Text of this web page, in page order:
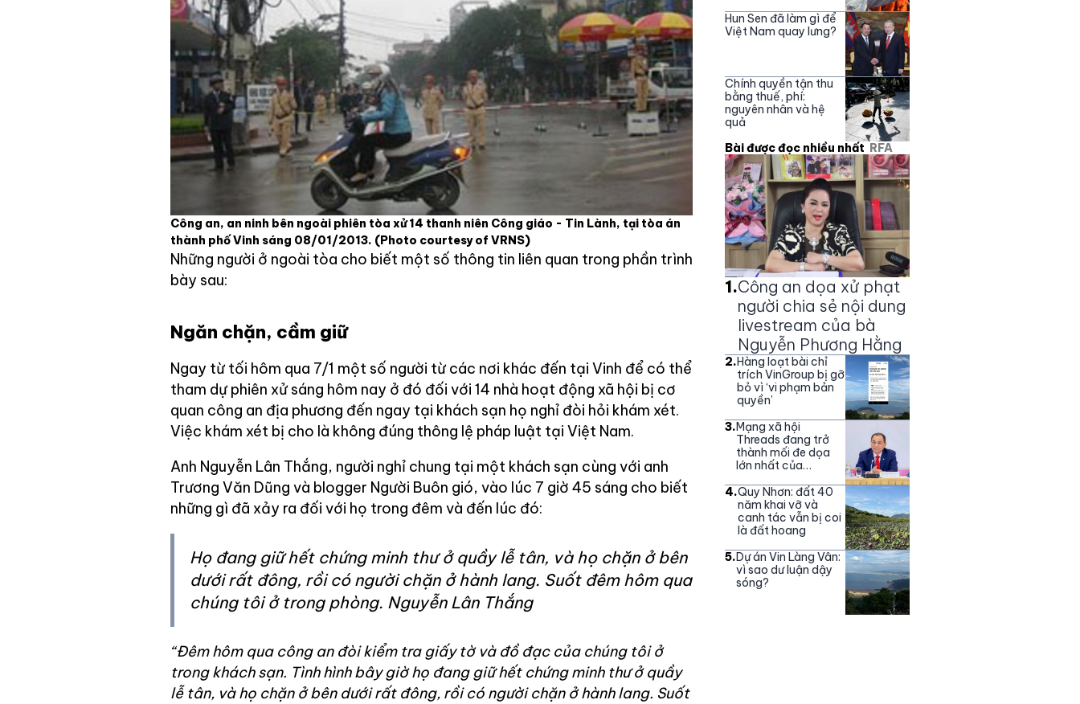
Công an, an ninh bên ngoài phiên tòa xử 14 thanh niên Công giáo - Tin Lành, tại tòa án
thành phố Vinh sáng 08/01/2013. (Photo courtesy of VRNS)
Những người ở ngoài tòa cho biết một số thông tin liên quan trong phần trình
bày sau:
Ngăn chặn, cầm giữ
Ngay từ tối hôm qua 7/1 một số người từ các nơi khác đến tại Vinh để có thể
tham dự phiên xử sáng hôm nay ở đó đối với 14 nhà hoạt động xã hội bị cơ
quan công an địa phương đến ngay tại khách sạn họ nghỉ đòi hỏi khám xét.
Việc khám xét bị cho là không đúng thông lệ pháp luật tại Việt Nam.
Anh Nguyễn Lân Thắng, người nghỉ chung tại một khách sạn cùng với anh
Trương Văn Dũng và blogger Người Buôn gió, vào lúc 7 giờ 45 sáng cho biết
những gì đã xảy ra đối với họ trong đêm và đến lúc đó:
Họ đang giữ hết chứng minh thư ở quầy lễ tân, và họ chặn ở bên
dưới rất đông, rồi có người chặn ở hành lang. Suốt đêm hôm qua
chúng tôi ở trong phòng. Nguyễn Lân Thắng
“Đêm hôm qua công an đòi kiểm tra giấy tờ và đồ đạc của chúng tôi ở
trong khách sạn. Tình hình bây giờ họ đang giữ hết chứng minh thư ở quầy
lễ tân, và họ chặn ở bên dưới rất đông, rồi có người chặn ở hành lang. Suốt
Hun Sen đã làm gì để
Việt Nam quay lưng?
Chính quyền tận thu
bằng thuế, phí:
nguyên nhân và hệ
quả
Bài được đọc nhiều nhất RFA
1.Công an dọa xử phạt
người chia sẻ nội dung
livestream của bà
Nguyễn Phương Hằng
2.Hàng loạt bài chỉ
trích VinGroup bị gỡ
bỏ vì ‘vi phạm bản
quyền’
3.Mạng xã hội
Threads đang trở
thành mối đe dọa
lớn nhất của
4.Quy Nhơn: đất 40
năm khai vỡ và
canh tác vẫn bị coi
là đất hoang
5.Dự án Vin Làng Vân:
vì sao dư luận dậy
sóng?